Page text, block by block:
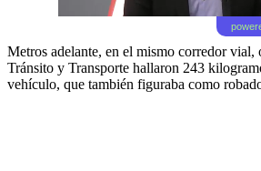
Metros adelante, en el mismo corredor vial,
Tránsito y Transporte hallaron 243
vehículo, que también figuraba como